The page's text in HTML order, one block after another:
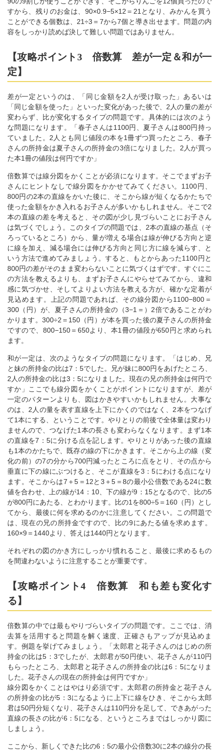
すから、残りのお金は、90×0.9−5×12＝21となり、みかんを買う
ことができる個数は、21÷3＝7から7個と導き出せます。問題の内
容をしっかり読めば決して難しい問題ではありません。
【攻略ポイント3 倍数算 差が一定＆和が一
定】
差が一定というのは、「同じ金額を2人が受け取った」あるいは
「同じ金額を使った」といった変化があった後で、2人の量の差が
変わらず、比が変化するタイプの問題です。具体的には次のよう
な問題になります。「春子さんは1100円、夏子さんは800円持っ
ていました。2人とも同じ値段の本を1冊ずつ買ったところ、春子
さんの所持金は夏子さんの所持金の3倍になりました。2人が買っ
た本1冊の値段は何円ですか」
倍数算では線分図をかくことが必須になります。そこでまずお子
さんにヒントなしで線分図をかかせてみてください。1100円、
800円の2本の直線をかいた後に、そこから線が短くなるかたちで
使った金額をかき入れるお子さんが多いかもしれません。そこで2
本の直線の差を考えると、その図が少し見づらいことにお子さん
は気づくでしょう。このタイプの問題では、2本の直線の基点（そ
ろっているところ）から、量が増える場合は線が伸びる方向と逆
に線を加え、減る場合には伸びる方向と同じ方に線を減らす、と
いう方法で進めてみましょう。すると、もとからあった1100円と
800円の差がそのまま変わらないことに気づくはずです。すぐにこ
の方法を教えるよりも、まずお子さんにやらせてみてから、違和
感に気づかせ、そしてよりよい方法を教える方が、確かな定着が
見込めます。上記の問題であれば、その線分図から1100−800＝
300（円）が、夏子さんの所持金の（3−1＝）2倍であることがわ
かります。300÷2＝150（円）が本を買った後の夏子さんの所持金
ですので、800−150＝650より、本1冊の値段が650円と求められ
ます。
和が一定は、次のようなタイプの問題になります。「はじめ、兄
と妹の所持金の比は7：5でした。兄が妹に800円をあげたところ、
2人の所持金の比は3：5になりました。現在の兄の所持金は何円で
すか」ここでも線分図をかくことがポイントになりますが、差が
一定のパターンよりも、図はかきやすいかもしれません。大事な
のは、2人の量を表す直線を上下にかくのではなく、2本をつなげ
て1本にする、ということです。やりとりの前後で全体量は変わり
ませんので、つなげた1本の長さも変わらなくなります。まず1本
の直線を7：5に分ける点を記します。やりとりがあった後の直線
も1本のかたちで、既存の線の下にかきます。そこから上の線（変
化の前）の7の分から700円減ったところに点をとり、その点から
垂直に下の線にぶつけると、そこが直線を3：5にわける点になり
ます。そこからは7＋5＝12と3＋5＝8の最小公倍数である24に数
値を合わせ、上の線が14：10、下の線が9：15となるので、比の5
が800円にあたる、とわかります。比の1を800÷5＝160（円）とし
てから、最後に何を求めるのかに注意してください。この問題で
は、現在の兄の所持金ですので、比の9にあたる値を求めます。
160×9＝1440より、答えは1440円となります。
それぞれの図のかき方にしっかり慣れること、最後に求めるもの
を間違わないように注意することが重要です。
【攻略ポイント4 倍数算 和も差も変化す
る】
倍数算の中では最もやりづらいタイプの問題です。ここでは、消
去算を活用すると問題を解く速度、正確さもアップが見込めま
す。例題を挙げてみましょう。「太郎君と花子さんのはじめの所
持金の比は5：3でしたが、太郎君が50円使い、花子さんが110円
もらったところ、太郎君と花子さんの所持金の比は6：5になりま
した。花子さんの現在の所持金は何円ですか」
線分図をかくことはやはり必須です。太郎君の所持金と花子さん
の所持金の比が5：3になるように上下に線をひき、そこから太郎
君は50円分短くなり、花子さんは110円分を足して、できあがった
直線の長さの比が6：5になる、というところまではしっかり図に
しましょう。
ここから、新しくできた比の6：5の最小公倍数30に2本の線分の長